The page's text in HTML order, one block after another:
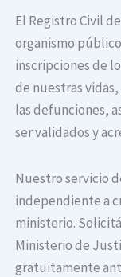
El Registro Civil
organismo
inscripciones de
de nuestras
las defunciones,
ser validados y
Nuestro servicio
independiente a
ministerio.
Ministerio de
gratuitamente